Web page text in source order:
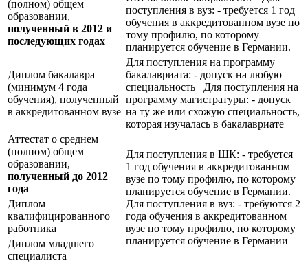
(полном) общем
образовании,
полученный в 2012 и
последующих годах
поступления в вуз: - требуется 1 год
обучения в аккредитованном вузе по
тому профилю, по которому
планируется обучение в Германии.
Диплом бакалавра
(минимум 4 года
обучения), полученный
в аккредитованном вузе
Для поступления на программу
бакалавриата: - допуск на любую
специальность Для поступления на
программу магистратуры: - допуск
на ту же или схожую специальность,
которая изучалась в бакалавриате
Аттестат о среднем
(полном) общем
образовании,
полученный до 2012
года
Для поступления в ШК: - требуется
1 год обучения в аккредитованном
вузе по тому профилю, по которому
планируется обучение в Германии.
Для поступления в вуз: - требуются 2
года обучения в аккредитованном
вузе по тому профилю, по которому
планируется обучение в Германии
Диплом
квалифицированного
работника
Диплом младшего
специалиста